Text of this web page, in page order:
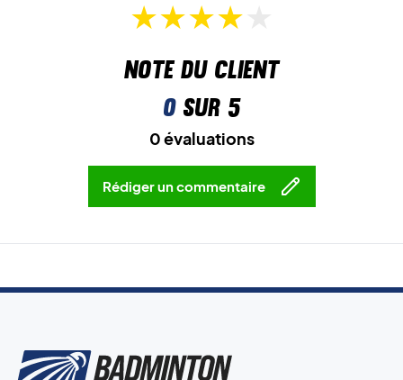
Note du client
0sur 5
0 évaluations
Rédiger un commentaire